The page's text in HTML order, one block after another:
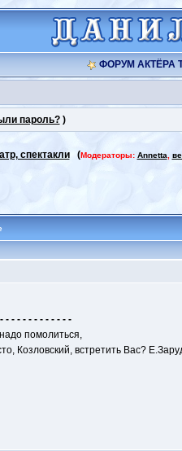
ФОРУМ АКТЁРА
пароль?)
спектакли(Модераторы: Annetta
- - - - - - - - - - - -
помолиться,
Козловский, встретить Вас?